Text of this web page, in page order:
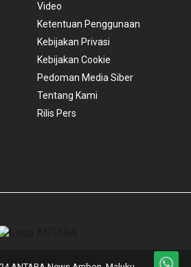
Video
Ketentuan Penggunaan
Kebijakan Privasi
Kebijakan Cookie
Pedoman Media Siber
Tentang Kami
Rilis Pers